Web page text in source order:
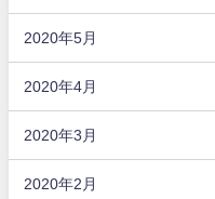
2020年5月
2020年4月
2020年3月
2020年2月